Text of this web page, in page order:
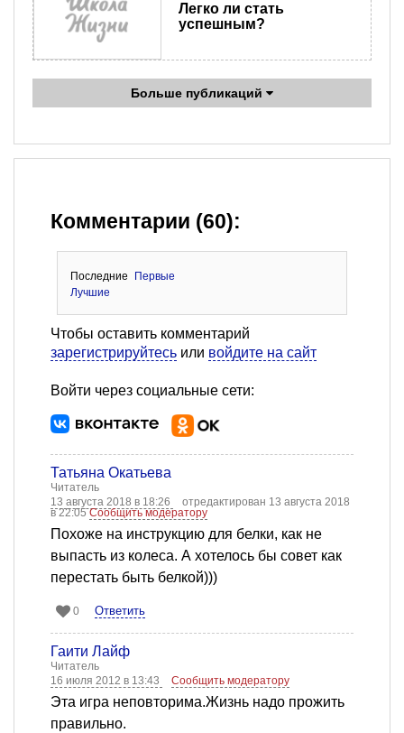
Легко ли стать
успешным?
Больше публикаций
Комментарии (60):
Последние
Первые
Лучшие
Чтобы оставить комментарий
зарегистрируйтесь или войдите на сайт
Войти через социальные сети:
Татьяна Окатьева
Читатель
13 августа 2018 в 18:26
отредактирован 13 августа 2018
в 22:05Сообщить модератору
Похоже на инструкцию для белки, как не
выпасть из колеса. А хотелось бы совет как
перестать быть белкой)))
0 Ответить
Гаити Лайф
Читатель
16 июля 2012 в 13:43
Сообщить модератору
Эта игра неповторима.Жизнь надо прожить
правильно.